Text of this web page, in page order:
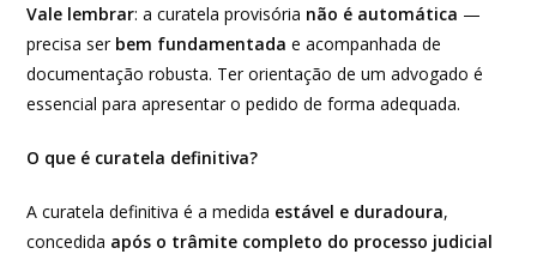
Vale lembrar: a curatela provisória não é automática —
precisa ser bem fundamentada e acompanhada de
documentação robusta. Ter orientação de um advogado é
essencial para apresentar o pedido de forma adequada.
O que é curatela definitiva?
A curatela definitiva é a medida estável e duradoura,
concedida após o trâmite completo do processo judicial